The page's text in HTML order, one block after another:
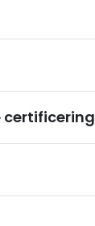
certificering